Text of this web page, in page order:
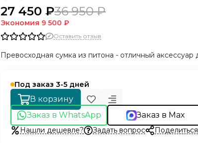
27 450 ₽36 950 ₽
Экономия 9 500 ₽
Оставить отзыв
Превосходная сумка из питона - отличный аксессуар
Под заказ 3-5 дней
В корзину
Заказ в WhatsApp
Заказ в Max
Нашли дешевле? Задать вопрос Поделиться